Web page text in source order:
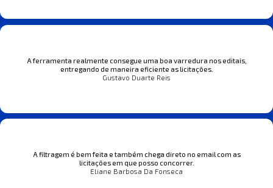
A ferramenta realmente consegue uma boa varredura nos editais,
entregando de maneira eficiente as licitações.
Gustavo Duarte Reis
A filtragem é bem feita e também chega direto no email com as
licitações em que posso concorrer.
Eliane Barbosa Da Fonseca